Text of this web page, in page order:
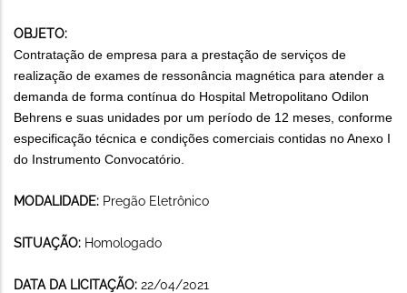
OBJETO:
Contratação de empresa para a prestação de serviços de
realização de exames de ressonância magnética para atender a
demanda de forma contínua do Hospital Metropolitano Odilon
Behrens e suas unidades por um período de 12 meses, conforme
especificação técnica e condições comerciais contidas no Anexo I
do Instrumento Convocatório.
MODALIDADE: Pregão Eletrônico
SITUAÇÃO: Homologado
DATA DA LICITAÇÃO: 22/04/2021